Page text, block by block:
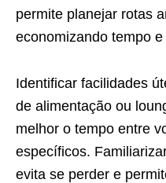
permite planejar rotas
economizando tempo
Identificar facilidades
de alimentação ou
melhor o tempo entre
específicos.
evita se perder e